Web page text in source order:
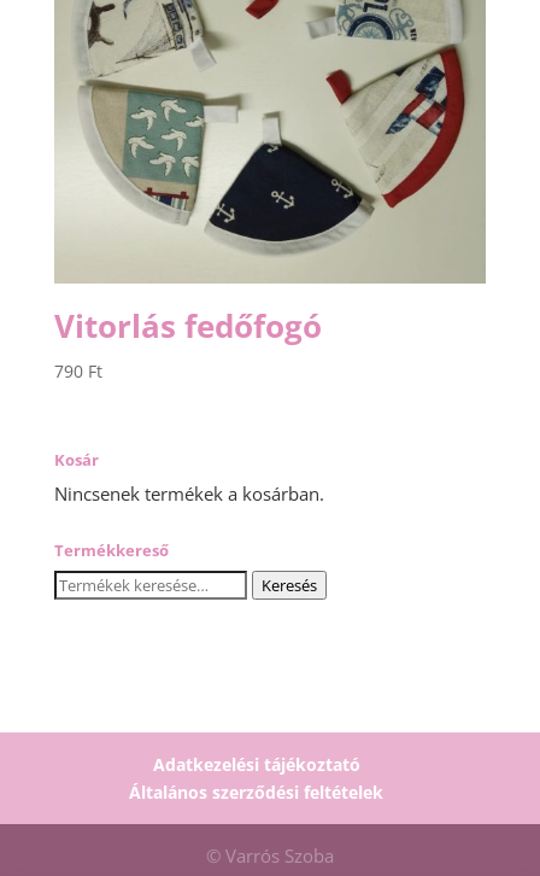
Vitorlás fedőfogó
790 Ft
Kosár
Nincsenek termékek a kosárban.
Termékkereső
Keresés
Keresés
Adatkezelési tájékoztató
Általános szerződési feltételek
© Varrós Szoba